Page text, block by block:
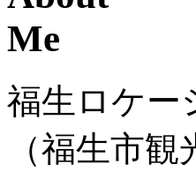
福生ロケー
（福生市